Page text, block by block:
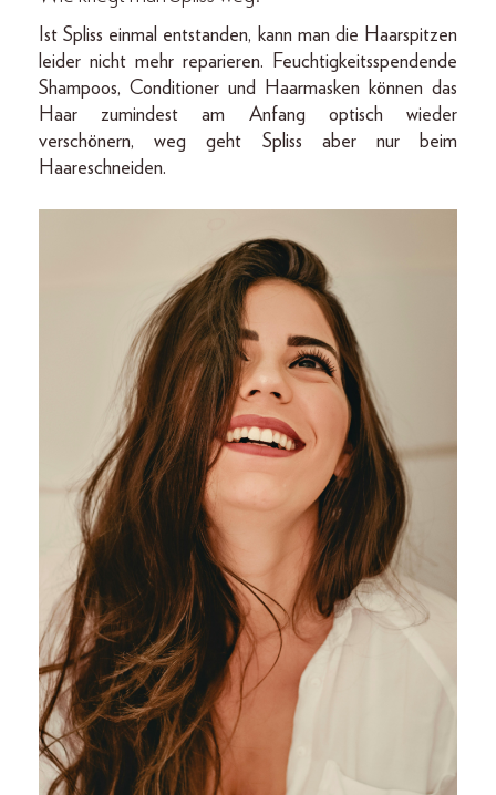
Ist Spliss einmal entstanden, kann man die Haarspitzen
leider nicht mehr reparieren. Feuchtigkeitsspendende
Shampoos, Conditioner und Haarmasken können das
Haar zumindest am Anfang optisch wieder
verschönern, weg geht Spliss aber nur beim
Haareschneiden.